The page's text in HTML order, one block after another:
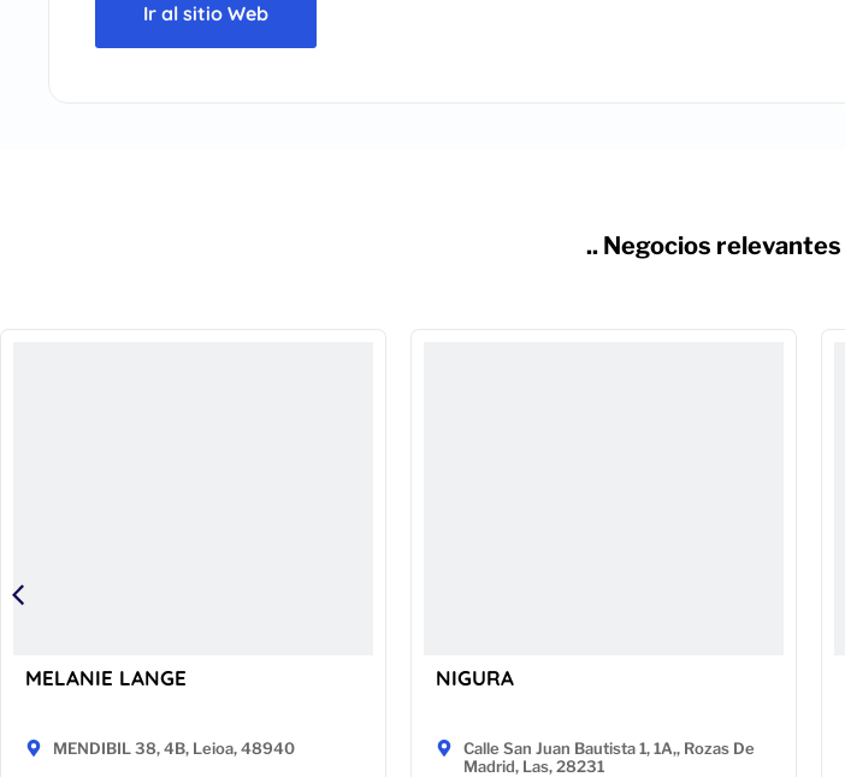
Ir al sitio Web
.. Negocios relevantes
MELANIE LANGE
MENDIBIL 38, 4B, Leioa, 48940
NIGURA
Calle San Juan Bautista 1, 1A,, Rozas De
Madrid, Las, 28231